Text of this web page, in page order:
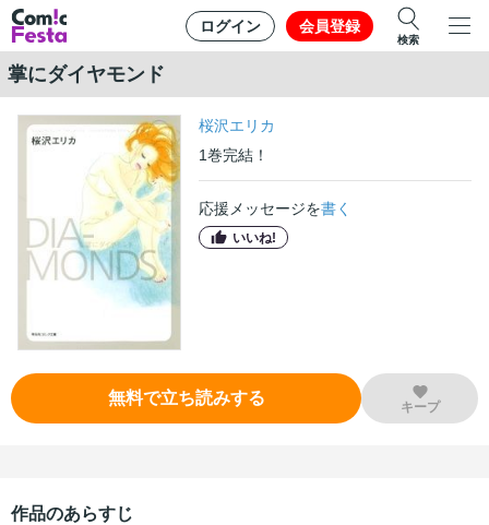
ログイン 会員登録
検索
掌にダイヤモンド
桜沢エリカ
1巻完結！
応援メッセージを書く
いいね!
無料で立ち読みする キープ
作品のあらすじ